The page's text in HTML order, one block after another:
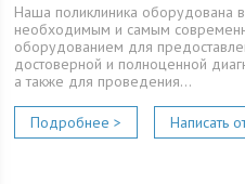
Наша поликлиника оборудована
необходимым и самым
оборудованием для
достоверной и полноценной
а также для проведения…
Подробнее > Написать